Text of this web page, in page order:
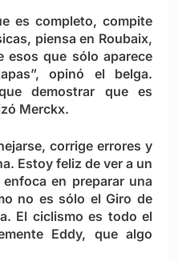
es completo, compite
piensa en Roubaix,
esos que sólo aparece
opinó el belga.
demostrar que es
Merckx.
corrige errores y
Estoy feliz de ver a un
en preparar una
no es sólo el Giro de
El ciclismo es todo el
Eddy, que algo